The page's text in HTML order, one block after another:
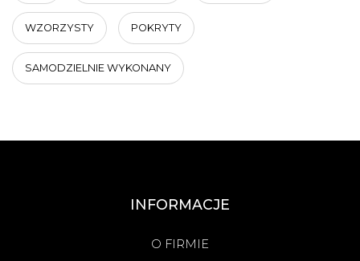
WZORZYSTY POKRYTY
SAMODZIELNIE WYKONANY
INFORMACJE
O FIRMIE